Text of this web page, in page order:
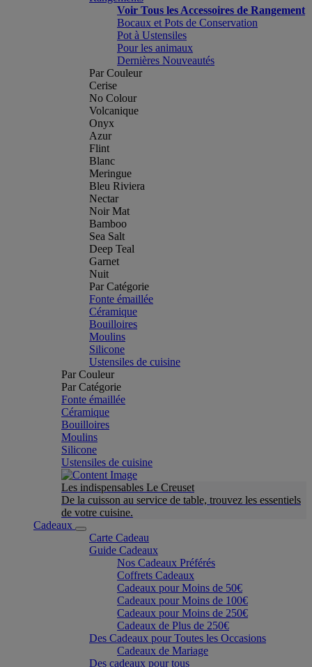
Voir Tous les Accessoires de Rangement
Bocaux et Pots de Conservation
Pot à Ustensiles
Pour les animaux
Dernières Nouveautés
Par Couleur
Cerise
No Colour
Volcanique
Onyx
Azur
Flint
Blanc
Meringue
Bleu Riviera
Nectar
Noir Mat
Bamboo
Sea Salt
Deep Teal
Garnet
Nuit
Par Catégorie
Fonte émaillée
Céramique
Bouilloires
Moulins
Silicone
Ustensiles de cuisine
Par Couleur
Par Catégorie
Fonte émaillée
Céramique
Bouilloires
Moulins
Silicone
Ustensiles de cuisine
Les indispensables Le Creuset
De la cuisson au service de table, trouvez les essentiels
de votre cuisine.
Cadeaux
Carte Cadeau
Guide Cadeaux
Nos Cadeaux Préférés
Coffrets Cadeaux
Cadeaux pour Moins de 50€
Cadeaux pour Moins de 100€
Cadeaux pour Moins de 250€
Cadeaux de Plus de 250€
Des Cadeaux pour Toutes les Occasions
Cadeaux de Mariage
Des cadeaux pour tous